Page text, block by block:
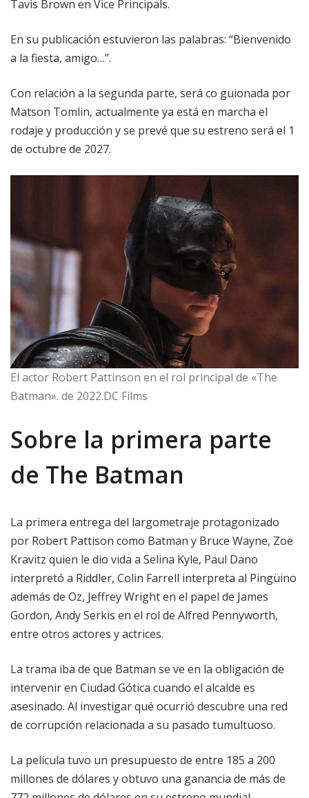
Tavis Brown en Vice Principals.
En su publicación estuvieron las palabras: “Bienvenido
a la fiesta, amigo…”.
Con relación a la segunda parte, será co guionada por
Matson Tomlin, actualmente ya está en marcha el
rodaje y producción y se prevé que su estreno será el 1
de octubre de 2027.
El actor Robert Pattinson en el rol principal de «The
Batman». de 2022.DC Films
Sobre la primera parte
de The Batman
La primera entrega del largometraje protagonizado
por Robert Pattison como Batman y Bruce Wayne, Zoë
Kravitz quien le dio vida a Selina Kyle, Paul Dano
interpretó a Riddler, Colin Farrell interpreta al Pingüino
además de Oz, Jeffrey Wright en el papel de James
Gordon, Andy Serkis en el rol de Alfred Pennyworth,
entre otros actores y actrices.
La trama iba de que Batman se ve en la obligación de
intervenir en Ciudad Gótica cuando el alcalde es
asesinado. Al investigar qué ocurrió descubre una red
de corrupción relacionada a su pasado tumultuoso.
La película tuvo un presupuesto de entre 185 a 200
millones de dólares y obtuvo una ganancia de más de